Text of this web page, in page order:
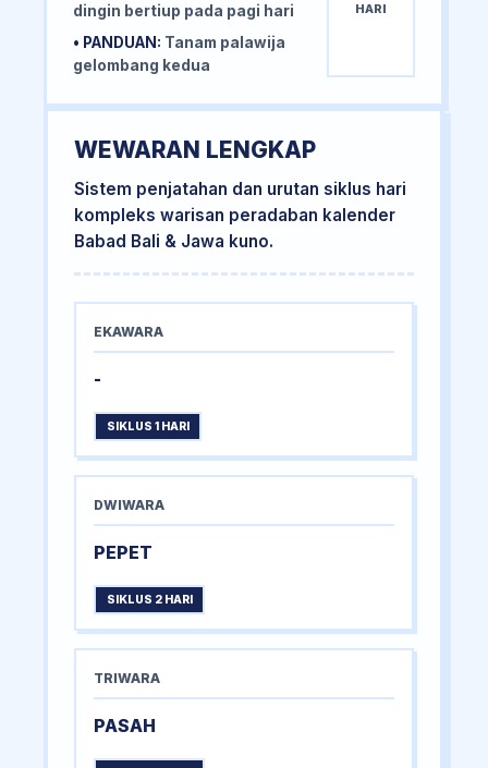
dingin bertiup pada pagi hari
• PANDUAN: Tanam palawija
gelombang kedua
HARI
WEWARAN LENGKAP
Sistem penjatahan dan urutan siklus hari
kompleks warisan peradaban kalender
Babad Bali & Jawa kuno.
EKAWARA
-
SIKLUS 1 HARI
DWIWARA
PEPET
SIKLUS 2 HARI
TRIWARA
PASAH